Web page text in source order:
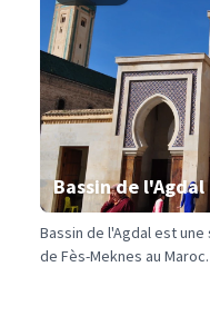
Bassin de l'Agdal
Bassin de l'Agdal est
de Fès-Meknes au Maroc.